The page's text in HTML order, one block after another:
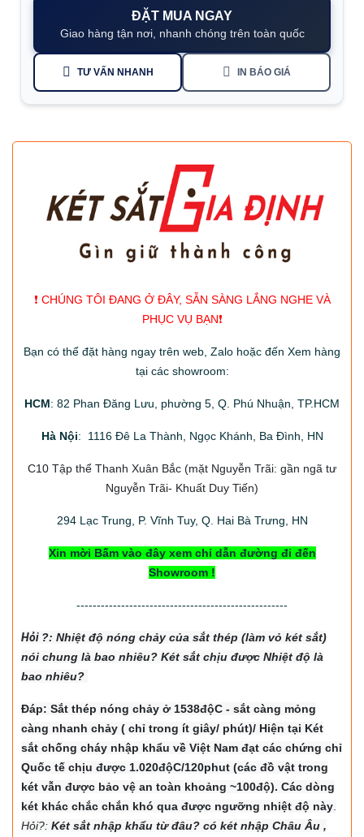
ĐẶT MUA NGAY
Giao hàng tận nơi, nhanh chóng trên toàn quốc
TƯ VẤN NHANH IN BÁO GIÁ
❗️ CHÚNG TÔI ĐANG Ở ĐÂY, SẴN SÀNG LẮNG NGHE VÀ
PHỤC VỤ BẠN❗️
Bạn có thể đặt hàng ngay trên web, Zalo hoặc đến Xem hàng
tại các showroom:
HCM: 82 Phan Đăng Lưu, phường 5, Q. Phú Nhuận, TP.HCM
Hà Nội: 1116 Đê La Thành, Ngọc Khánh, Ba Đình, HN
C10 Tập thể Thanh Xuân Bắc (mặt Nguyễn Trãi: gần ngã tư
Nguyễn Trãi- Khuất Duy Tiến)
294Lạc Trung, P. Vĩnh Tuy, Q. Hai Bà Trưng, HN
Xin mời Bấm vào đây xem chỉ dẫn đường đi đến
Showroom !
----------------------------------------------------
Hỏi ?: Nhiệt độ nóng chảy của sắt thép (làm vỏ két sắt)
nói chung là bao nhiêu? Két sắt chịu được Nhiệt độ là
bao nhiêu?
Đáp: Sắt thép nóng chảy ở 1538độC - sắt càng mỏng
càng nhanh chảy ( chỉ trong ít giây/ phút)/ Hiện tại Két
sắt chống cháy nhập khẩu về Việt Nam đạt các chứng chỉ
Quốc tế chịu được 1.020độC/120phut (các đồ vật trong
két vẫn được bảo vệ an toàn khoảng ~100độ). Các dòng
két khác chắc chắn khó qua được ngưỡng nhiệt độ này
Hỏi?: Két sắt nhập khẩu từ đâu? có két nhập Châu Âu ,